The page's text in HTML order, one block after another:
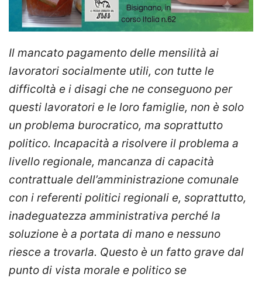
Il mancato pagamento delle mensilità ai
lavoratori socialmente utili, con tutte le
difficoltà e i disagi che ne conseguono per
questi lavoratori e le loro famiglie, non è solo
un problema burocratico, ma soprattutto
politico. Incapacità a risolvere il problema a
livello regionale, mancanza di capacità
contrattuale dell’amministrazione comunale
con i referenti politici regionali e, soprattutto,
inadeguatezza amministrativa perché la
soluzione è a portata di mano e nessuno
riesce a trovarla. Questo è un fatto grave dal
punto di vista morale e politico se